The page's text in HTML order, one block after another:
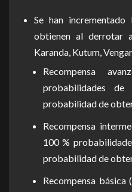
Se han
obtienen al derrotar
Karanda, Kutum,
Recompensa
probabilidades
probabilidad de
Recompensa
100 %
probabilidad de
Recompensa básica